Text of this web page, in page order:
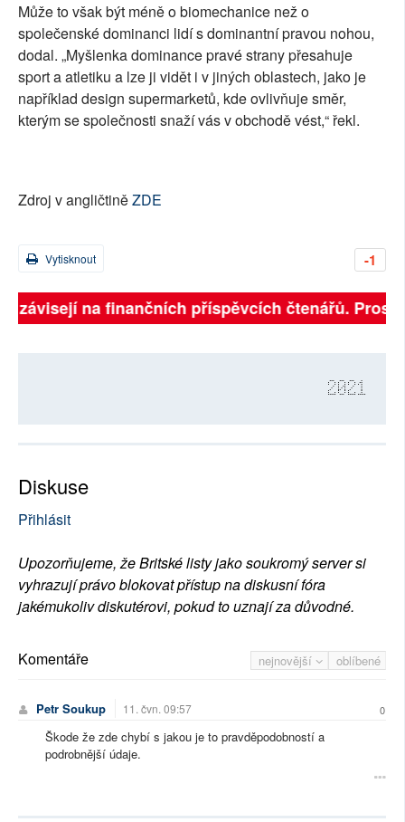
Může to však být méně o biomechanice než o
společenské dominanci lidí s dominantní pravou nohou,
dodal. „Myšlenka dominance pravé strany přesahuje
sport a atletiku a lze ji vidět i v jiných oblastech, jako je
například design supermarketů, kde ovlivňuje směr,
kterým se společnosti snaží vás v obchodě vést,“ řekl.
Zdroj v angličtiněZDE
-1
Vytisknout
na finančních příspěvcích čtenářů.
2021
Diskuse
Přihlásit
Upozorňujeme, že Britské listy jako soukromý server si
vyhrazují právo blokovat přístup na diskusní fóra
jakémukoliv diskutérovi, pokud to uznají za důvodné.
nejnovější oblíbené
Komentáře
Petr Soukup 11. čvn. 09:57 0
Škode že zde chybí s jakou je to pravděpodobností a
podrobnější údaje.